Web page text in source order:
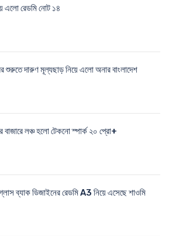
এলো রেডমি নোট ১৪
শুরুতে দারুণ মূল্যছাড় নিয়ে এলো অনার বাংলাদেশ
বাজারে লঞ্চ হলো টেকনো স্পার্ক ২০ প্রো+
ব্যাক ডিজাইনের রেডমি A3 নিয়ে এসেছে শাওমি